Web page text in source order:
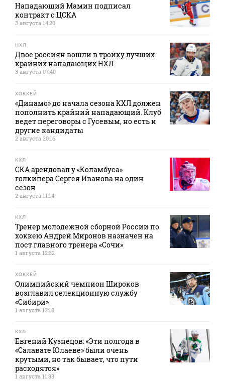
Нападающий Мамин подписал
контракт с ЦСКА
3 августа 14:20
НХЛ
Двое россиян вошли в тройку лучших
крайних нападающих НХЛ
3 августа 07:40
ХОККЕЙ
«Динамо» до начала сезона КХЛ должен
пополнить крайний нападающий. Клуб
ведет переговоры с Гусевым, но есть и
другие кандидаты
2 августа 20:16
КХЛ
СКА арендовал у «Коламбуса»
голкипера Сергея Иванова на один
сезон
2 августа 11:14
КХЛ
Тренер молодежной сборной России по
хоккею Андрей Миронов назначен на
пост главного тренера «Сочи»
1 августа 12:32
ХОККЕЙ
Олимпийский чемпион Широков
возглавил селекционную службу
«Сибири»
1 августа 12:18
КХЛ
Евгений Кузнецов: «Эти полгода в
«Салавате Юлаеве» были очень
крутыми, но так бывает, что пути
расходятся»
1 августа 11:33